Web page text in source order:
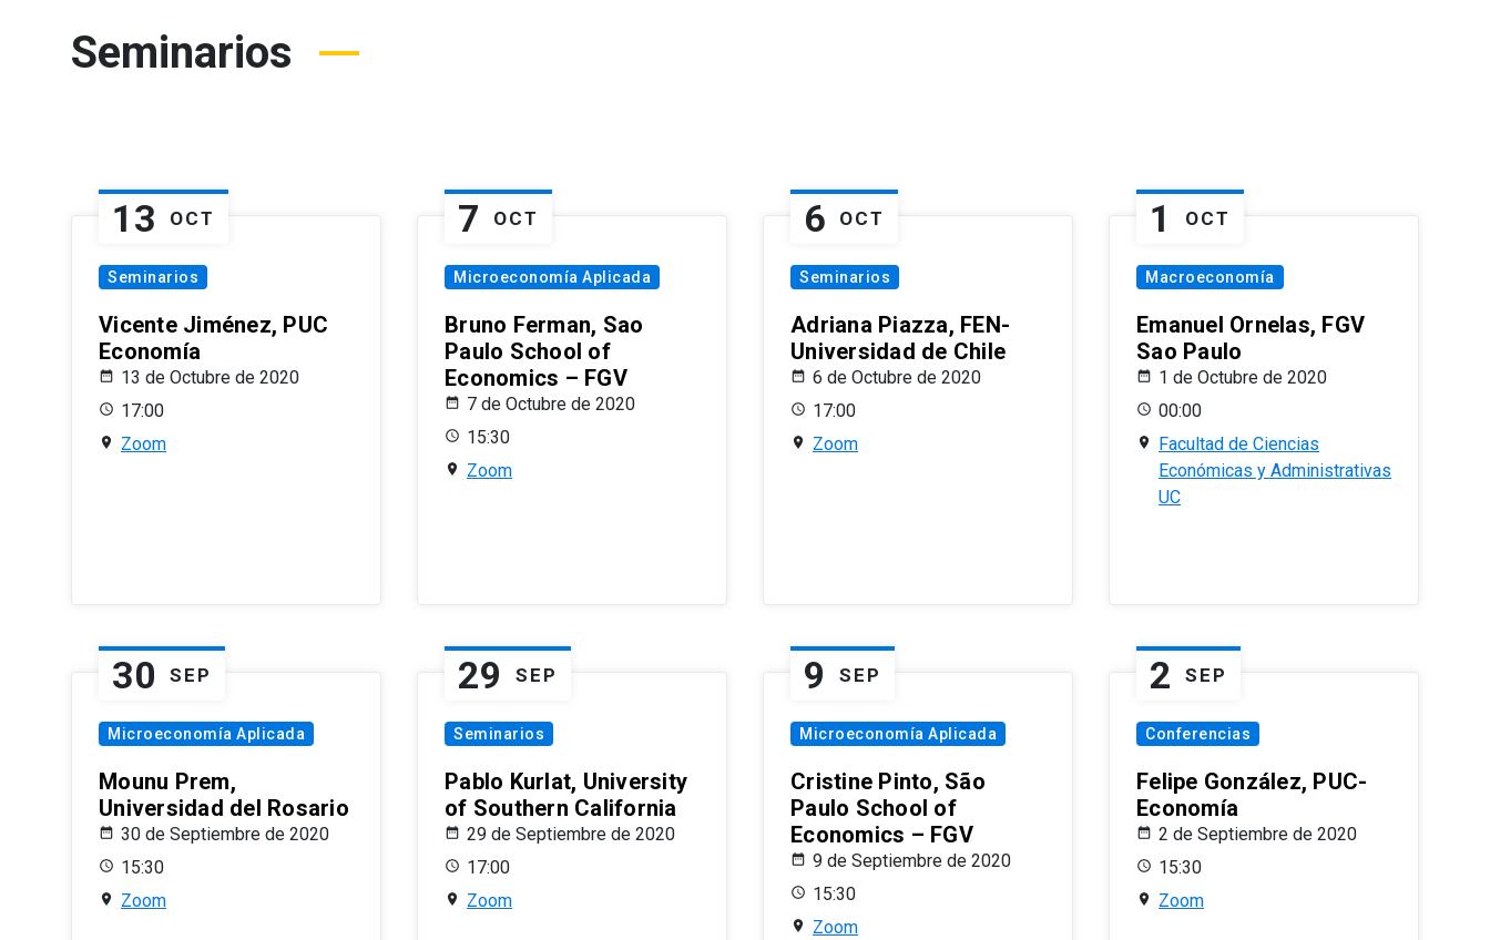
Seminarios
13 OCT
Seminarios
Vicente Jiménez, PUC
Economía
13 de Octubre de 2020
17:00
Zoom
7 OCT
Microeconomía Aplicada
Bruno Ferman, Sao
Paulo School of
Economics – FGV
7 de Octubre de 2020
15:30
Zoom
6 OCT
Seminarios
Adriana Piazza, FEN-
Universidad de Chile
6 de Octubre de 2020
17:00
Zoom
1 OCT
Macroeconomía
Emanuel Ornelas, FGV
Sao Paulo
1 de Octubre de 2020
00:00
Facultad de Ciencias
Económicas y Administrativas
UC
30 SEP
Microeconomía Aplicada
Mounu Prem,
Universidad del Rosario
30 de Septiembre de 2020
15:30
Zoom
29 SEP
Seminarios
Pablo Kurlat, University
of Southern California
29 de Septiembre de 2020
17:00
Zoom
9 SEP
Microeconomía Aplicada
Cristine Pinto, São
Paulo School of
Economics – FGV
9 de Septiembre de 2020
15:30
Zoom
2 SEP
Conferencias
Felipe González, PUC-
Economía
2 de Septiembre de 2020
15:30
Zoom